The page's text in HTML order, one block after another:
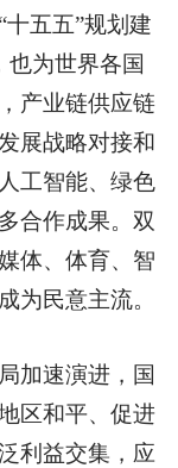
五五”规划建
也为世界各国
产业链供应链
展战略对接和
工智能、绿色
合作成果。双
体、体育、智
为民意主流。
加速演进，国
区和平、促进
利益交集，应